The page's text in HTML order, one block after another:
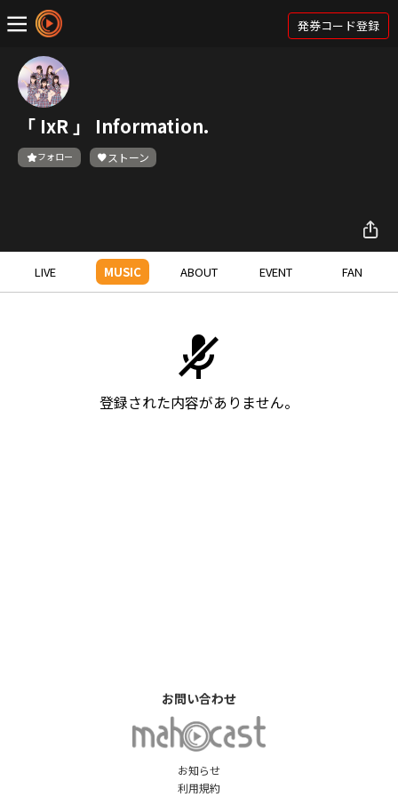
発券コード登録
「 IxR 」 Information.
フォロー ストーン
LIVE MUSIC ABOUT EVENT FAN
登録された内容がありません。
お知らせ
利用規約
お問い合わせ